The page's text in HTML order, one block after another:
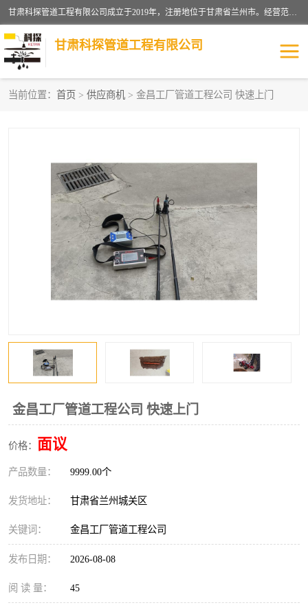
甘肃科探管道工程有限公司成立于2019年，注册地位于甘肃省兰州市。经营范围包括管道安装、清洗、疏通、维修、检测，防水工程，工程钻孔，化粪池清理，暖气安装，给排水管道安装维修，室内外管道如消防、供水、供热管道漏水检测定位，室内外防水堵漏等。
甘肃科探管道工程有限公司
当前位置： 首页 > 供应商机 > 金昌工厂管道工程公司 快速上门
金昌工厂管道工程公司 快速上门
价格： 面议
产品数量： 9999.00个
发货地址： 甘肃省兰州城关区
关键词： 金昌工厂管道工程公司
发布日期： 2026-08-08
阅 读 量： 45
供热管道漏水
自来水管漏水 管道疏通
高压车疏通清淤